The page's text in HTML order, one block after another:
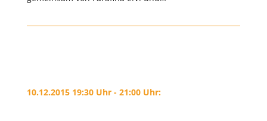
10.12.2015 19:30 Uhr - 21:00 Uhr: